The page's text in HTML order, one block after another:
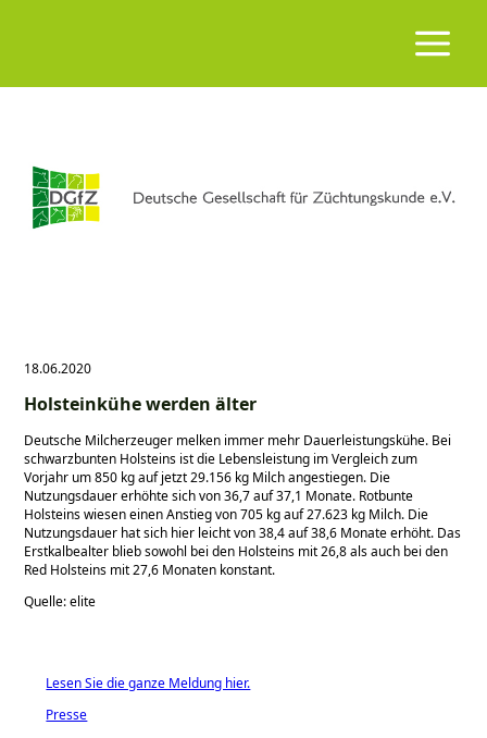
18.06.2020
Holsteinkühe werden älter
Deutsche Milcherzeuger melken immer mehr Dauerleistungskühe. Bei
schwarzbunten Holsteins ist die Lebensleistung im Vergleich zum
Vorjahr um 850 kg auf jetzt 29.156 kg Milch angestiegen. Die
Nutzungsdauer erhöhte sich von 36,7 auf 37,1 Monate. Rotbunte
Holsteins wiesen einen Anstieg von 705 kg auf 27.623 kg Milch. Die
Nutzungsdauer hat sich hier leicht von 38,4 auf 38,6 Monate erhöht. Das
Erstkalbealter blieb sowohl bei den Holsteins mit 26,8 als auch bei den
Red Holsteins mit 27,6 Monaten konstant.
Quelle: elite
Lesen Sie die ganze Meldung hier.
Presse